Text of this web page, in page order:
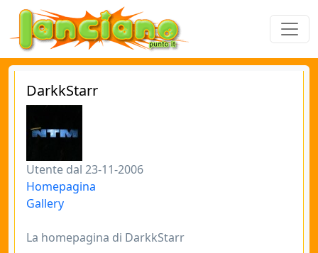
DarkkStarr
Utente dal 23-11-2006
Homepagina
Gallery
La homepagina di DarkkStarr